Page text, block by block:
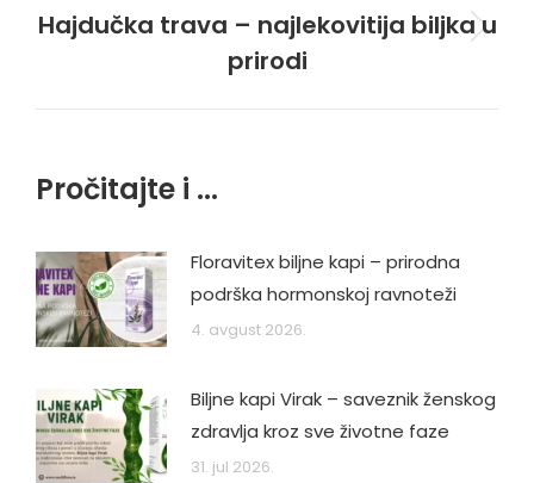
Next
post:
Hajdučka trava – najlekovitija biljka u
prirodi
Pročitajte i ...
Floravitex biljne kapi – prirodna
podrška hormonskoj ravnoteži
4. avgust 2026.
Biljne kapi Virak – saveznik ženskog
zdravlja kroz sve životne faze
31. jul 2026.